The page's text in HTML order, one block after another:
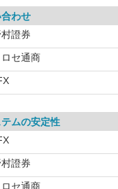
わせ
證券
セ通商
ムの安定性
證券
セ通商